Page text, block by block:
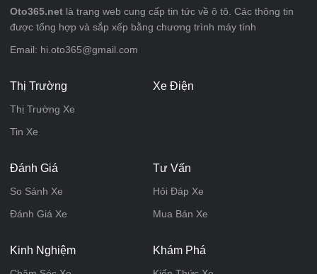
Oto365.net là trang web cung cấp tin tức về ô tô. Các thông tin
được tổng hợp và sắp xếp bằng chương trình máy tính
Email: hi.oto365@gmail.com
Thị Trường
Thị Trường Xe
Tin Xe
Xe Điện
Đánh Giá
So Sánh Xe
Đánh Giá Xe
Tư Vấn
Hỏi Đáp Xe
Mua Bán Xe
Kinh Nghiệm Khám Phá